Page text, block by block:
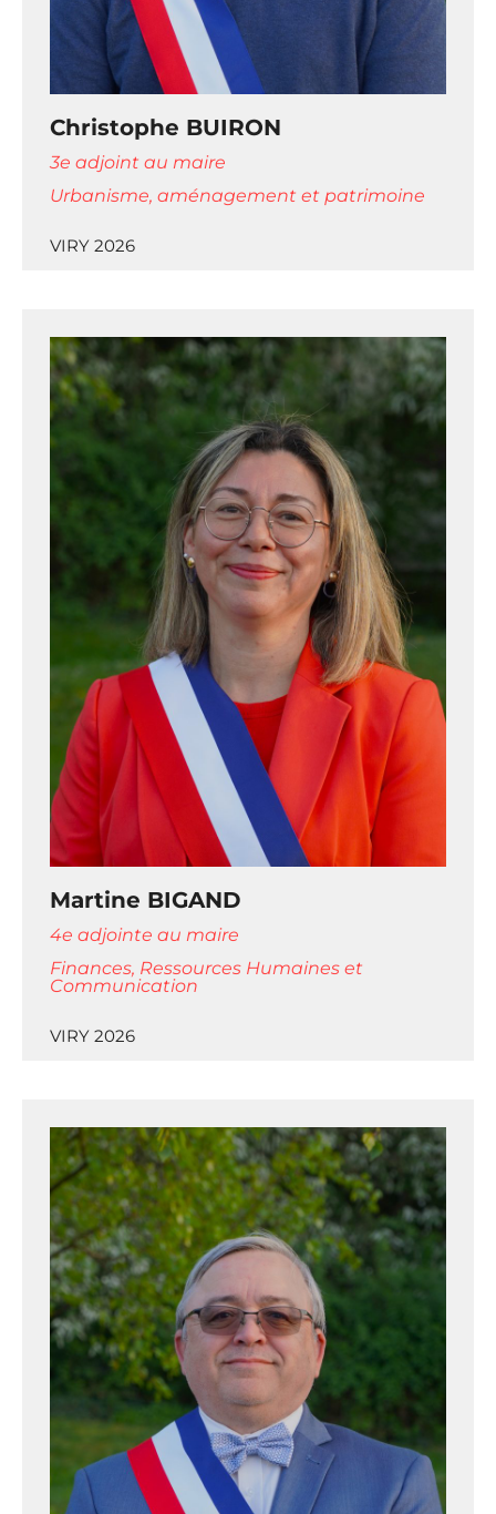
Christophe BUIRON
3e adjoint au maire
Urbanisme, aménagement et patrimoine
VIRY 2026
Martine BIGAND
4e adjointe au maire
Finances, Ressources Humaines et
Communication
VIRY 2026